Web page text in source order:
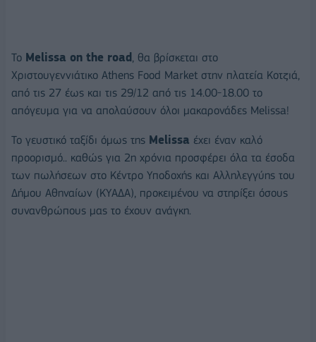
Το Melissa on the road , θα βρίσκεται στο
Χριστουγεννιάτικο Athens Food Market στην πλατεία Κοτζιά,
από τις 27 έως και τις 29/12 από τις 14.00-18.00 το
απόγευμα για να απολαύσουν όλοι μακαρονάδες Melissa!
Το γευστικό ταξίδι όμως της Melissa έχει έναν καλό
προορισμό.. καθώς για 2η χρόνια προσφέρει όλα τα έσοδα
των πωλήσεων στο Κέντρο Υποδοχής και Αλληλεγγύης του
Δήμου Αθηναίων (ΚΥΑΔΑ), προκειμένου να στηρίξει όσους
συνανθρώπους μας το έχουν ανάγκη.